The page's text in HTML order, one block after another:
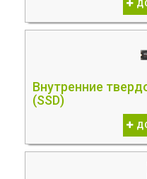
Внутренние
(SSD)